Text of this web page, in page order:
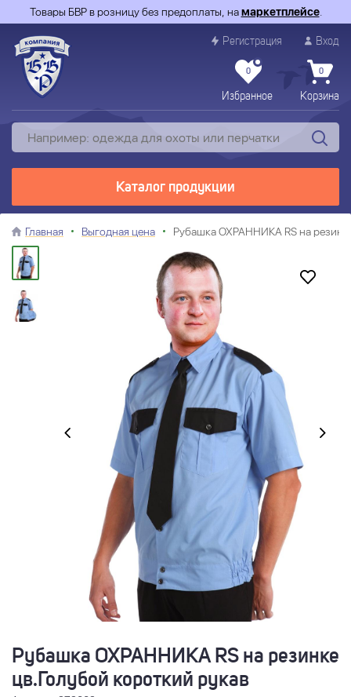
Товары БВР в розницу без предоплаты, намаркетплейсе.
Регистрация Вход
0
Избранное
0
Корзина
Каталог продукции
Главная Выгодная цена Рубашка ОХРАННИКА RS на
Рубашка ОХРАННИКА RS на резинке
цв.Голубой короткий рукав